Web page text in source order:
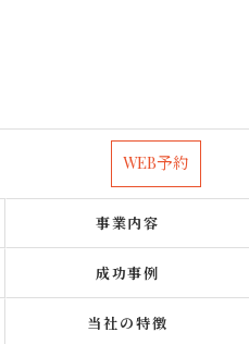
WEB予約
事業内容
成功事例
当社の特徴